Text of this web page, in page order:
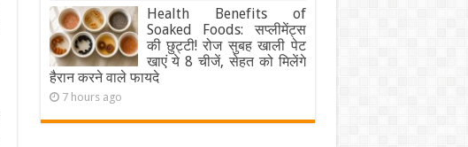
Health Benefits of
Soaked Foods: सप्लीमेंट्स
की छुट्टी! रोज सुबह खाली पेट
खाएं ये 8 चीजें, सेहत को मिलेंगे
हैरान करने वाले फायदे
7 hours ago